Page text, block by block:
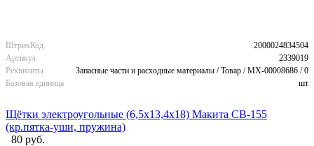
ШтрихКод
2000024834504
Артикул
2339019
Реквизиты
Запасные части и расходные материалы / Товар / MX-00008686 / 0
Базовая единица
шт
Щётки электроугольные (6,5х13,4х18) Макита CB-155
(кр.пятка-уши, пружина)
80 руб.